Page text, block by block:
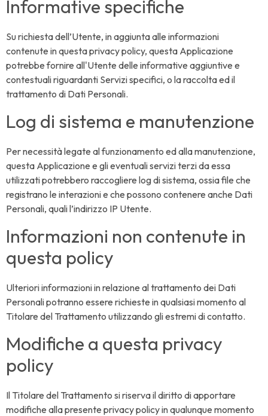
Informative specifiche
Su richiesta dell’Utente, in aggiunta alle informazioni
contenute in questa privacy policy, questa Applicazione
potrebbe fornire all'Utente delle informative aggiuntive e
contestuali riguardanti Servizi specifici, o la raccolta ed il
trattamento di Dati Personali.
Log di sistema e manutenzione
Per necessità legate al funzionamento ed alla manutenzione,
questa Applicazione e gli eventuali servizi terzi da essa
utilizzati potrebbero raccogliere log di sistema, ossia file che
registrano le interazioni e che possono contenere anche Dati
Personali, quali l’indirizzo IP Utente.
Informazioni non contenute in
questa policy
Ulteriori informazioni in relazione al trattamento dei Dati
Personali potranno essere richieste in qualsiasi momento al
Titolare del Trattamento utilizzando gli estremi di contatto.
Modifiche a questa privacy
policy
Il Titolare del Trattamento si riserva il diritto di apportare
modifiche alla presente privacy policy in qualunque momento